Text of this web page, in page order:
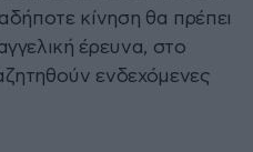
κίνηση θα πρέπει
έρευνα, στο
ενδεχόμενες